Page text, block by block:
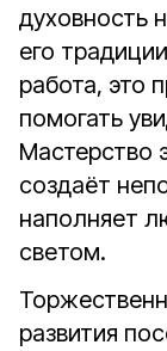
духовность
его
работа, это
помогать
Мастерство
создаёт
наполняет
светом.
развития